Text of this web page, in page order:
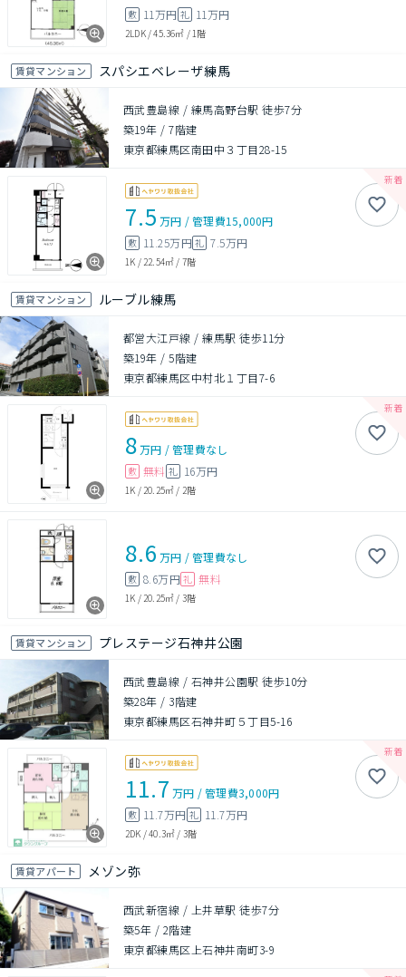
敷 11万円 礼 11万円
2LDK/45.36㎡ /1階
賃貸マンション スパシエベレーザ練馬
西武豊島線 / 練馬高野台駅 徒歩7分
築19年 /7階建
東京都練馬区南田中３丁目28-15
7.5 万円 /管理費15,000円
敷 11.25万円礼 7.5万円
1K /22.54㎡ / 7階
賃貸マンション ルーブル練馬
都営大江戸線 / 練馬駅 徒歩11分
築19年 /5階建
東京都練馬区中村北１丁目7-6
8万円 /管理費なし
敷 無料 礼 16万円
1K /20.25㎡ / 2階
8.6 万円 /管理費なし
敷 8.6万円 礼 無料
1K / 20.25㎡ / 3階
賃貸マンション プレステージ石神井公園
西武豊島線 / 石神井公園駅 徒歩10分
築28年 / 3階建
東京都練馬区石神井町５丁目5-16
11.7 万円 /管理費3,000円
敷 11.7万円 礼 11.7万円
2DK /40.3㎡ / 3階
賃貸アパート メゾン弥
西武新宿線 / 上井草駅 徒歩7分
築5年 / 2階建
東京都練馬区上石神井南町3-9